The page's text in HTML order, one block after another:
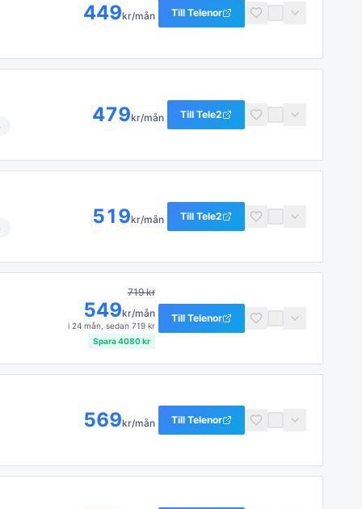
449kr/mån Till Telenor
479kr/mån Till Tele2
519kr/mån Till Tele2
719kr
549kr/mån
i 24 mån , sedan 719 kr
Spara4080kr
Till Telenor
569kr/mån Till Telenor